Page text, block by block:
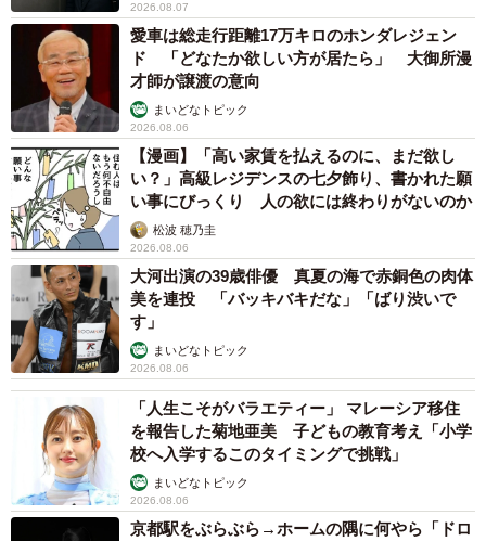
2026.08.07
愛車は総走行距離17万キロのホンダレジェン
ド 「どなたか欲しい方が居たら」 大御所漫
才師が譲渡の意向
まいどなトピック
2026.08.06
【漫画】「高い家賃を払えるのに、まだ欲し
い？」高級レジデンスの七夕飾り、書かれた願
い事にびっくり 人の欲には終わりがないのか
松波 穂乃圭
2026.08.06
大河出演の39歳俳優 真夏の海で赤銅色の肉体
美を連投 「バッキバキだな」「ばり渋いで
す」
まいどなトピック
2026.08.06
「人生こそがバラエティー」 マレーシア移住
を報告した菊地亜美 子どもの教育考え「小学
校へ入学するこのタイミングで挑戦」
まいどなトピック
2026.08.06
京都駅をぶらぶら→ホームの隅に何やら「ドロ